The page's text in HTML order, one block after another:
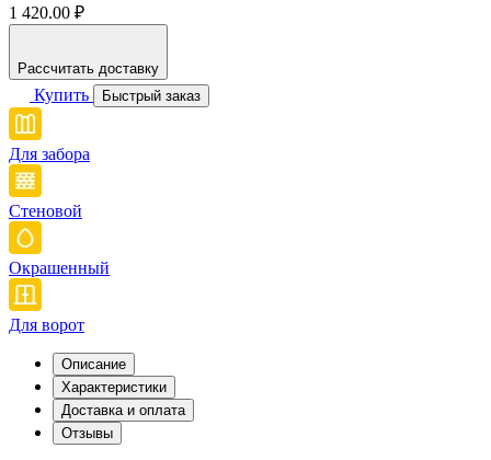
1 420.00 ₽
Рассчитать доставку
Купить Быстрый заказ
Для забора
Стеновой
Окрашенный
Для ворот
Описание
Характеристики
Доставка и оплата
Отзывы